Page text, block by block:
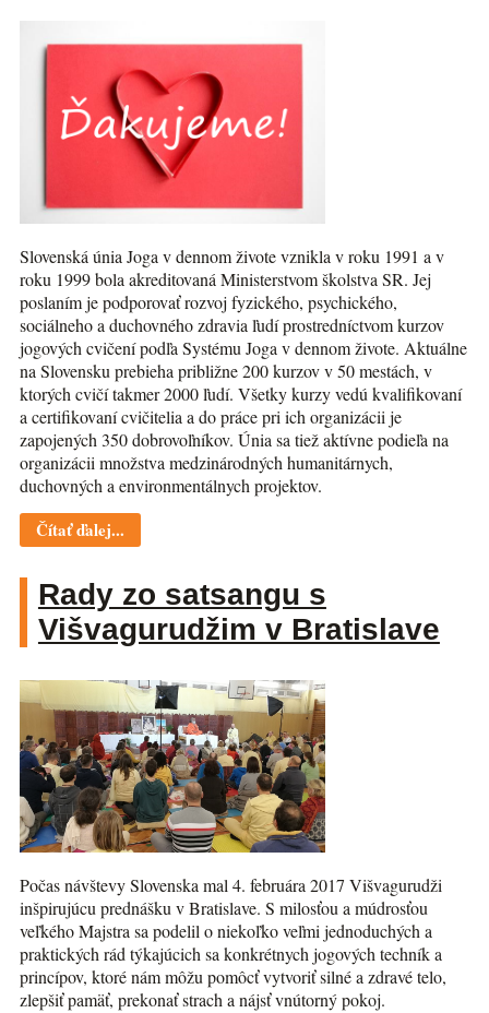
Slovenská únia Joga v dennom živote vznikla v roku 1991 a v
roku 1999 bola akreditovaná Ministerstvom školstva SR. Jej
poslaním je podporovať rozvoj fyzického, psychického,
sociálneho a duchovného zdravia ľudí prostredníctvom kurzov
jogových cvičení podľa Systému Joga v dennom živote. Aktuálne
na Slovensku prebieha približne 200 kurzov v 50 mestách, v
ktorých cvičí takmer 2000 ľudí. Všetky kurzy vedú kvalifikovaní
a certifikovaní cvičitelia a do práce pri ich organizácii je
zapojených 350 dobrovoľníkov. Únia sa tiež aktívne podieľa na
organizácii množstva medzinárodných humanitárnych,
duchovných a environmentálnych projektov.
Čítať ďalej...
Rady zo satsangu s
Višvagurudžim v Bratislave
Počas návštevy Slovenska mal 4. februára 2017 Višvagurudži
inšpirujúcu prednášku v Bratislave. S milosťou a múdrosťou
veľkého Majstra sa podelil o niekoľko veľmi jednoduchých a
praktických rád týkajúcich sa konkrétnych jogových techník a
princípov, ktoré nám môžu pomôcť vytvoriť silné a zdravé telo,
zlepšiť pamäť, prekonať strach a nájsť vnútorný pokoj.